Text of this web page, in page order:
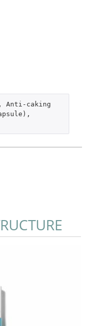
Anti-caking